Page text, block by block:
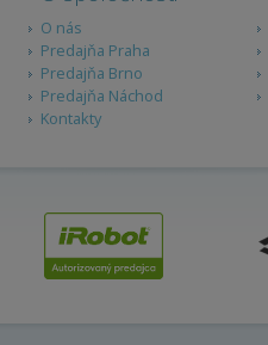
O nás
Predajňa Praha
Predajňa Brno
Predajňa Náchod
Kontakty